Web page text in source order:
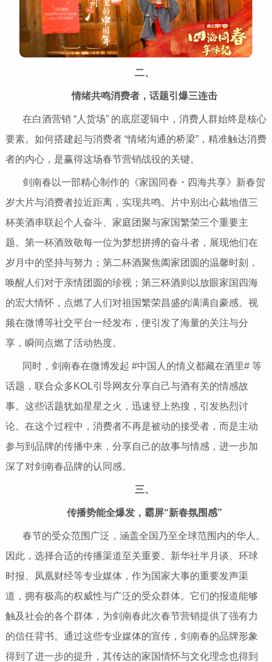
二、
情绪共鸣消费者，话题引爆三连击
在白酒营销 “人货场” 的底层逻辑中，消费人群始终是核心
要素。如何搭建起与消费者 “情绪沟通的桥梁”，精准触达消费
者的内心，是赢得这场春节营销战役的关键。
剑南春以一部精心制作的《家国同春・四海共享》新春贺
岁大片与消费者拉近距离，实现共鸣。片中别出心裁地借三
杯美酒串联起个人奋斗、家庭团聚与家国繁荣三个重要主
题。第一杯酒致敬每一位为梦想拼搏的奋斗者，展现他们在
岁月中的坚持与努力；第二杯酒聚焦阖家团圆的温馨时刻，
唤醒人们对于亲情团圆的珍视；第三杯酒则以放眼家国四海
的宏大情怀，点燃了人们对祖国繁荣昌盛的满满自豪感。视
频在微博等社交平台一经发布，便引发了海量的关注与分
享，瞬间点燃了活动热度。
同时，剑南春在微博发起 #中国人的情义都藏在酒里# 等
话题，联合众多KOL引导网友分享自己与酒有关的情感故
事。这些话题犹如星星之火，迅速登上热搜，引发热烈讨
论。在这个过程中，消费者不再是被动的接受者，而是主动
参与到品牌的传播中来，分享自己的故事与情感，进一步加
深了对剑南春品牌的认同感。
三、
传播势能全爆发，霸屏“新春氛围感”
春节的受众范围广泛，涵盖全国乃至全球范围内的华人。
因此，选择合适的传播渠道至关重要。新华社半月谈、环球
时报、凤凰财经等专业媒体，作为国家大事的重要发声渠
道，拥有极高的权威性与广泛的受众群体。它们的报道能够
触及社会的各个群体，为剑南春此次春节营销提供了强有力
的信任背书。通过这些专业媒体的宣传，剑南春的品牌形象
得到了进一步的提升，其传达的家国情怀与文化理念也得到